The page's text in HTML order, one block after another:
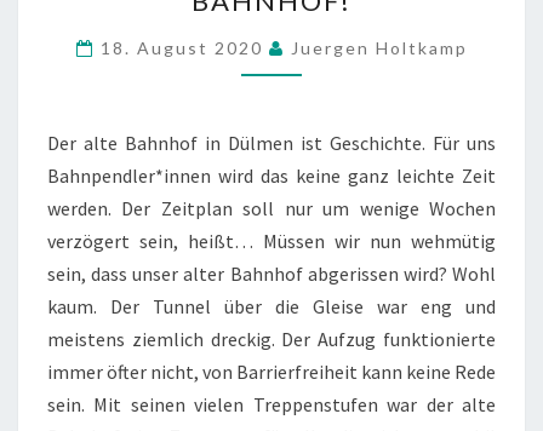
BAHNHOF!
18. August 2020 Juergen Holtkamp
Der alte Bahnhof in Dülmen ist Geschichte. Für uns
Bahnpendler*innen wird das keine ganz leichte Zeit
werden. Der Zeitplan soll nur um wenige Wochen
verzögert sein, heißt… Müssen wir nun wehmütig
sein, dass unser alter Bahnhof abgerissen wird? Wohl
kaum. Der Tunnel über die Gleise war eng und
meistens ziemlich dreckig. Der Aufzug funktionierte
immer öfter nicht, von Barrierfreiheit kann keine Rede
sein. Mit seinen vielen Treppenstufen war der alte